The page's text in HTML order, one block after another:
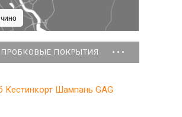
ПРОБКОВЫЕ ПОКРЫТИЯ ...
Кестинкорт Шампань GAG